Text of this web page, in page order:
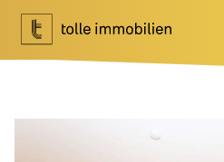
Ihr Makler für Wohnen